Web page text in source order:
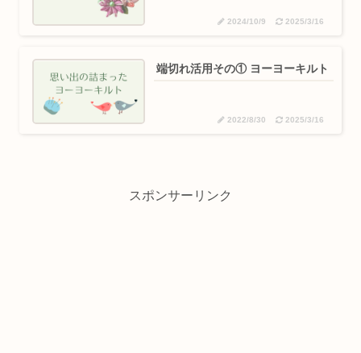
2024/10/9 2025/3/16
端切れ活用その① ヨーヨーキルト
2022/8/30 2025/3/16
スポンサーリンク